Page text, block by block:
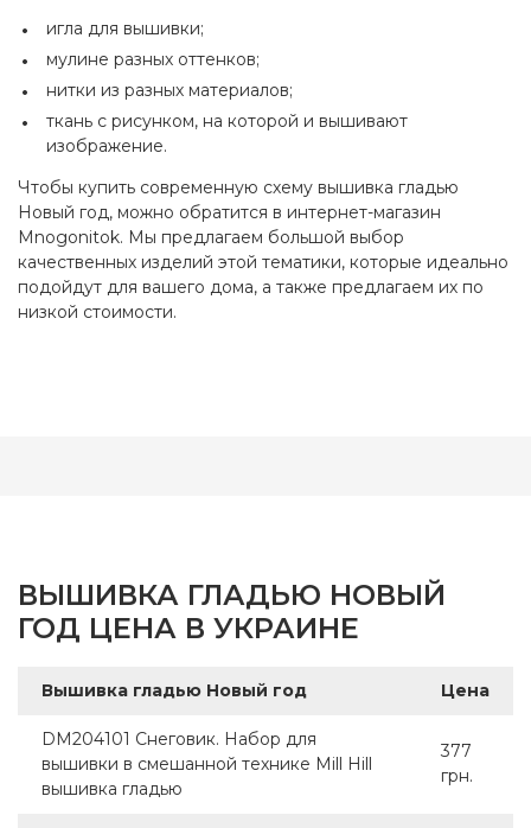
игла для вышивки;
мулине разных оттенков;
нитки из разных материалов;
ткань с рисунком, на которой и вышивают
изображение.
Чтобы купить современную схему вышивка гладью
Новый год, можно обратится в интернет-магазин
Mnogonitok. Мы предлагаем большой выбор
качественных изделий этой тематики, которые идеально
подойдут для вашего дома, а также предлагаем их по
низкой стоимости.
ВЫШИВКА ГЛАДЬЮ НОВЫЙ
ГОД ЦЕНА В УКРАИНЕ
Вышивка гладью Новый год Цена
DM204101 Снеговик. Набор для
вышивки в смешанной технике Mill Hill
вышивка гладью
377
грн.